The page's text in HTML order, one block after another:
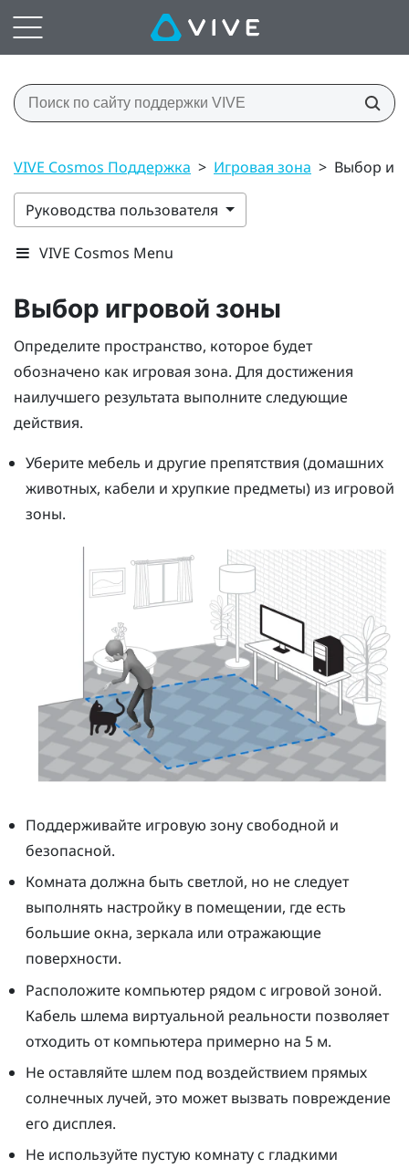
VIVE Cosmos Поддержка > Игровая зона > Выбор
Руководства пользователя
VIVE Cosmos Menu
Выбор игровой зоны
Определите пространство, которое будет
обозначено как игровая зона. Для достижения
наилучшего результата выполните следующие
действия.
Уберите мебель и другие препятствия (домашних
животных, кабели и хрупкие предметы) из игровой
зоны.
Поддерживайте игровую зону свободной и
безопасной.
Комната должна быть светлой, но не следует
выполнять настройку в помещении, где есть
большие окна, зеркала или отражающие
поверхности.
Расположите компьютер рядом с игровой зоной.
Кабель шлема виртуальной реальности позволяет
отходить от компьютера примерно на 5 м.
Не оставляйте шлем под воздействием прямых
солнечных лучей, это может вызвать повреждение
его дисплея.
Не используйте пустую комнату с гладкими